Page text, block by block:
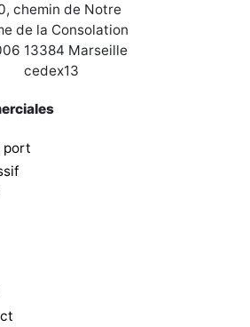
chemin de Notre
de la Consolation
13384 Marseille
cedex13
port